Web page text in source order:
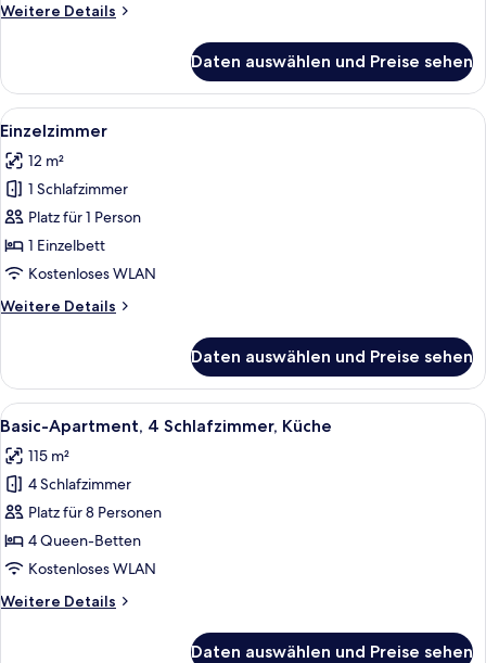
Weitere Details
Weitere
Doppelzimmer
zur
Einzelnutzung
Daten auswählen und Preise sehen
Alle
Fotos
für
Einzelzimmer
anzeigen
Ein kleiner, minimalistischer Raum
5
Einzelzimmer
12 m²
1 Schlafzimmer
Platz für 1 Person
1 Einzelbett
Kostenloses WLAN
Weitere Details
Weitere
Daten auswählen und Preise sehen
Alle
Fotos
für
Basic-
Apartment,
4 Schlafzimmer,
Küche
Ein modernes Schlafzimmer mit
9
Basic-Apartment, 4 Schlafzimmer, Küche
115 m²
4 Schlafzimmer
Platz für 8 Personen
4 Queen-Betten
Kostenloses WLAN
Weitere Details
Weitere
Daten auswählen und Preise sehen